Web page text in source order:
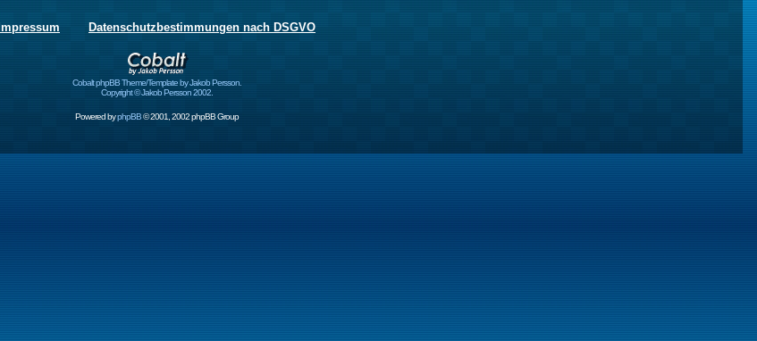
Impressum Datenschutzbestimmungen nach DSGVO
Cobalt phpBB Theme/Template by Jakob Persson.
Copyright © Jakob Persson 2002.
Powered byphpBB© 2001, 2002 phpBB Group